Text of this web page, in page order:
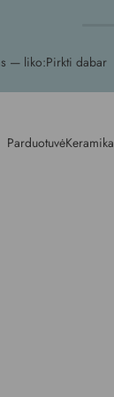
— liko:Pirkti dabar
ParduotuvėKeramika